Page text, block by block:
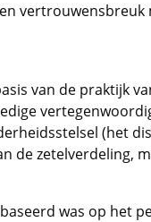
vertrouwensbreuk
van de praktijk
(het
de zetelverdeling,
was op het